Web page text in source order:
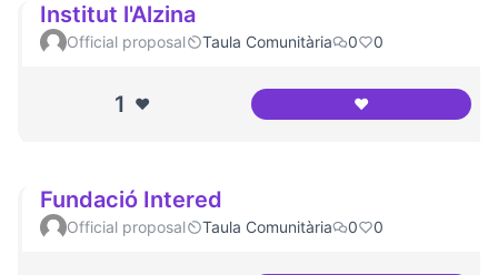
Institut l'Alzina
Official proposal Taula Comunitària 0 0
1 ❤️ ❤️Institut l'Alzina
Fundació Intered
Official proposal Taula Comunitària 0 0